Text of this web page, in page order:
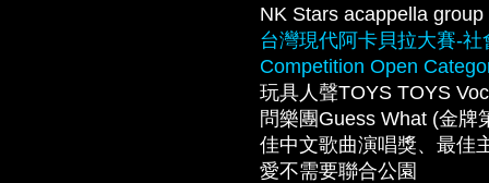
NK Stars acappella
台灣現代阿卡貝拉大賽-
Competition Open
玩具人聲TOYS TOYS
問樂團Guess What (金牌
佳中文歌曲演唱獎、最佳
愛不需要聯合公園